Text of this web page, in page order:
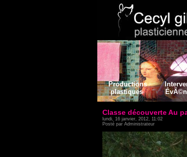
Productions
plastiques
Classe découverte Au
lundi, 16 janvier, 2012, 11:02
Posté par Administrateur